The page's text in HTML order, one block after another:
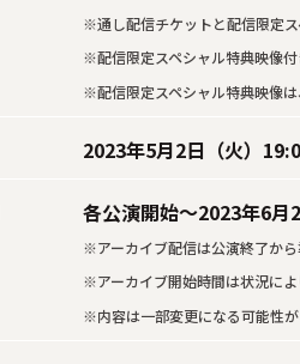
※通し配信チケットと配信限定ス
※配信限定スペシャル特典映像付
※配信限定スペシャル特典映像は
2023年5月2日（火）
各公演開始～2023年6月
※アーカイブ配信は公演終了から
※アーカイブ開始時間は状況によ
※内容は一部変更になる可能性が